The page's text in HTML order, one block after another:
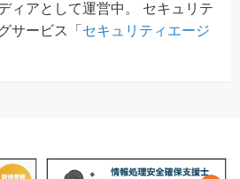
ィアとして運営中。 セキュリテ
サービス「 セキュリティエージ